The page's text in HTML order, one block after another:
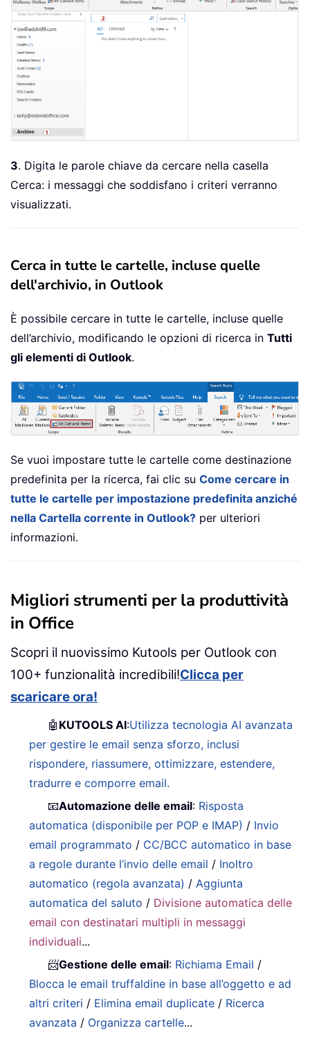
3. Digita le parole chiave da cercare nella casella
Cerca: i messaggi che soddisfano i criteri verranno
visualizzati.
Cerca in tutte le cartelle, incluse quelle
dell'archivio, in Outlook
È possibile cercare in tutte le cartelle, incluse quelle
dell’archivio, modificando le opzioni di ricerca in Tutti
gli elementi di Outlook.
Se vuoi impostare tutte le cartelle come destinazione
predefinita per la ricerca, fai clic su Come cercare in
tutte le cartelle per impostazione predefinita anziché
nella Cartella corrente in Outlook? per ulteriori
informazioni.
Migliori strumenti per la produttività
in Office
Scopri il nuovissimo Kutools per Outlook con
100+ funzionalità incredibili!Clicca per
scaricare ora!
🤖 KUTOOLS AI:Utilizza tecnologia AI avanzata
per gestire le email senza sforzo, inclusi
rispondere, riassumere, ottimizzare, estendere,
tradurre e comporre email.
📧Automazione delle email: Risposta
automatica (disponibile per POP e IMAP) / Invio
email programmato / CC/BCC automatico in base
a regole durante l’invio delle email / Inoltro
automatico (regola avanzata) / Aggiunta
automatica del saluto / Divisione automatica delle
email con destinatari multipli in messaggi
individuali...
📨Gestione delle email: Richiama Email /
Blocca le email truffaldine in base all’oggetto e ad
altri criteri / Elimina email duplicate / Ricerca
avanzata / Organizza cartelle...